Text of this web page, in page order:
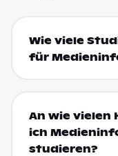
Wie viele
für
An wie vielen
ich
studieren?